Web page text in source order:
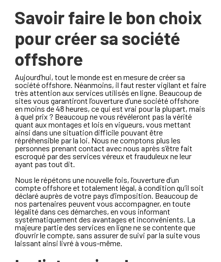
Savoir faire le bon choix
pour créer sa société
offshore
Aujourd’hui, tout le monde est en mesure de créer sa
société offshore. Néanmoins, il faut rester vigilant et faire
très attention aux services utilisés en ligne. Beaucoup de
sites vous garantiront l’ouverture d’une société offshore
en moins de 48 heures, ce qui est vrai pour la plupart, mais
à quel prix ? Beaucoup ne vous révéleront pas la vérité
quant aux montages et lois en vigueurs, vous mettant
ainsi dans une situation difficile pouvant être
répréhensible par la loi. Nous ne comptons plus les
personnes prenant contact avec nous après s’être fait
escroqué par des services véreux et frauduleux ne leur
ayant pas tout dit.
Nous le répétons une nouvelle fois, l’ouverture d’un
compte offshore et totalement légal, à condition qu’il soit
déclaré auprès de votre pays d’imposition. Beaucoup de
nos partenaires peuvent vous accompagner, en toute
légalité dans ces démarches, en vous informant
systématiquement des avantages et inconvénients. La
majeure partie des services en ligne ne se contente que
d’ouvrir le compte, sans assurer de suivi par la suite vous
laissant ainsi livré à vous-même.